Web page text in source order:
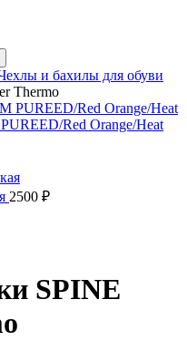
и бахилы для обуви
Thermo
Red Orange/Heat
2500 ₽
SPINE